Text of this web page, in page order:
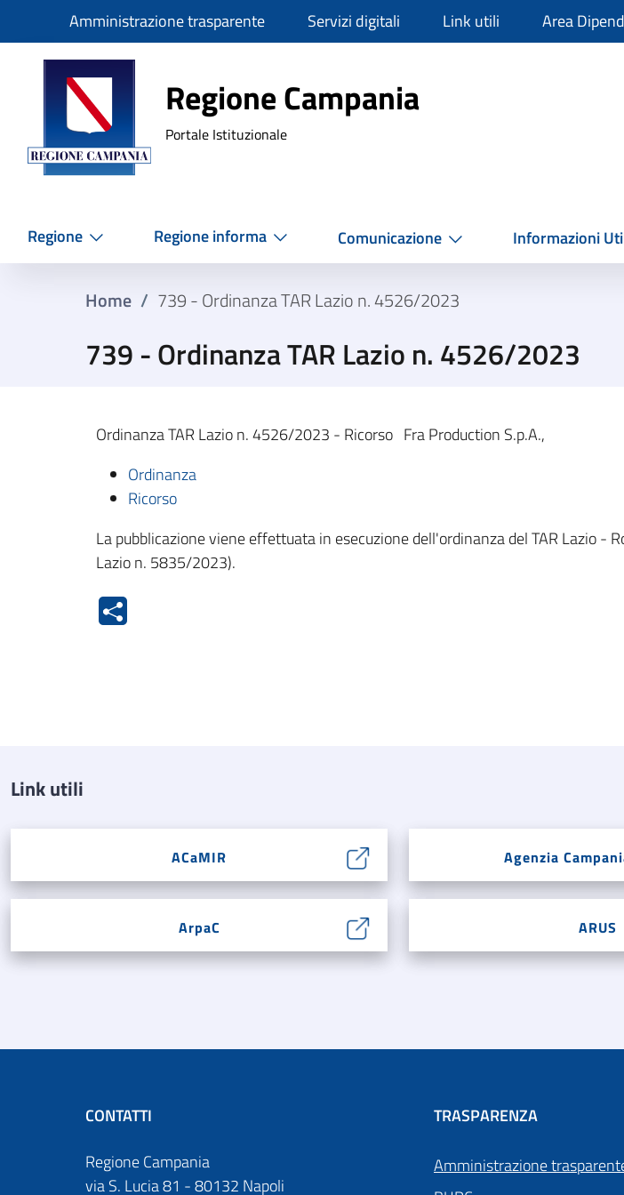
SlimAmministrazione trasparente Servizi digitali Link utili Area
Regione Campania
Regione Campania
Portale Istituzionale
Regione Regione informa Comunicazione Informazioni
Home / 739 - Ordinanza TAR Lazio n. 4526/2023
739 - Ordinanza TAR Lazio n. 4526/2023
Ordinanza TAR Lazio n. 4526/2023 - Ricorso Fra Production S.p.A.,
Ordinanza
Ricorso
La pubblicazione viene effettuata in esecuzione dell'ordinanza del TAR Lazio -
Lazio n. 5835/2023).
Link utili
ACaMIR Agenzia
ArpaC ARUS
CONTATTI
Regione Campania
via S. Lucia 81 - 80132 Napoli
TRASPARENZA
Amministrazione